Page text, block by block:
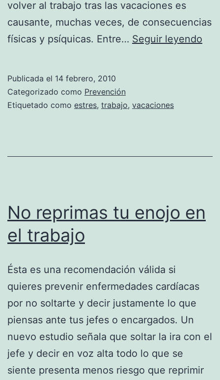
volver al trabajo tras las vacaciones es
causante, muchas veces, de consecuencias
físicas y psíquicas. Entre… Seguir leyendo
las
Publicada el 14 febrero, 2010
Categorizado como Prevención
Etiquetado como estres, trabajo, vacaciones
No reprimas tu enojo en
el trabajo
Ésta es una recomendación válida si
quieres prevenir enfermedades cardíacas
por no soltarte y decir justamente lo que
piensas ante tus jefes o encargados. Un
nuevo estudio señala que soltar la ira con el
jefe y decir en voz alta todo lo que se
siente presenta menos riesgo que reprimir